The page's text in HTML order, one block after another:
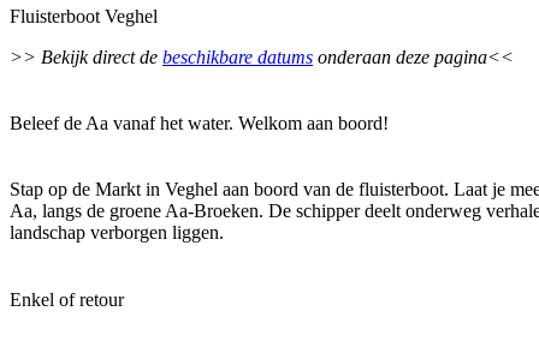
Fluisterboot Veghel
>> Bekijk direct de beschikbare datums onderaan deze pagina<<
Beleef de Aa vanaf het water. Welkom aan boord!
Stap op de Markt in Veghel aan boord van de fluisterboot. Laat je
Aa, langs de groene Aa-Broeken. De schipper deelt onderweg
landschap verborgen liggen.
Enkel of retour